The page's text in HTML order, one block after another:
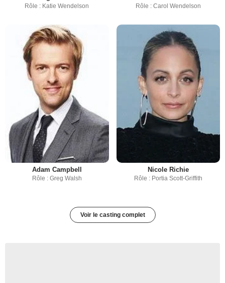
Rôle : Katie Wendelson Rôle : Carol Wendelson
Adam Campbell
Rôle : Greg Walsh
Nicole Richie
Rôle : Portia Scott-Griffith
Voir le casting complet